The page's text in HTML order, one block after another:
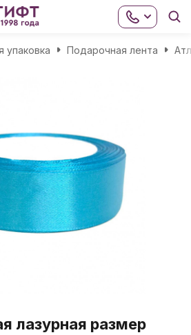
упаковка Подарочная лента
лазурная размер